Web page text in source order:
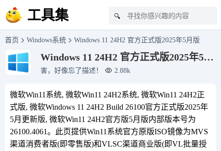
工具集 🔍
首页 Windows系统 Windows 11 24H2 官方正式版2025年5月版
Windows 11 24H2 官方正式版2025年5月
版
害，好像忘了描述！ 2.88k
微软Win11系统, 微软Win11 24H2系统, 微软Win11 24H2正
式版, 微软Windows 11 24H2 Build 26100官方正式版2025年
5月更新版, 微软Win11 24H2官方版5月版内部版本号为
26100.4061。此页提供Win11系统官方原版ISO镜像为MVS
渠道消费者版(即零售版)和VLSC渠道商业版(即VL批量授